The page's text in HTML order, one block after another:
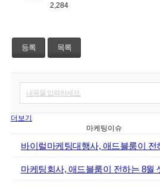
2,284
등록 목록
내용을 입력하세요.
더보기
마케팅이슈
바이럴마케팅대행사, 애드블룸이 전
마케팅회사, 애드블룸이 전하는 8월